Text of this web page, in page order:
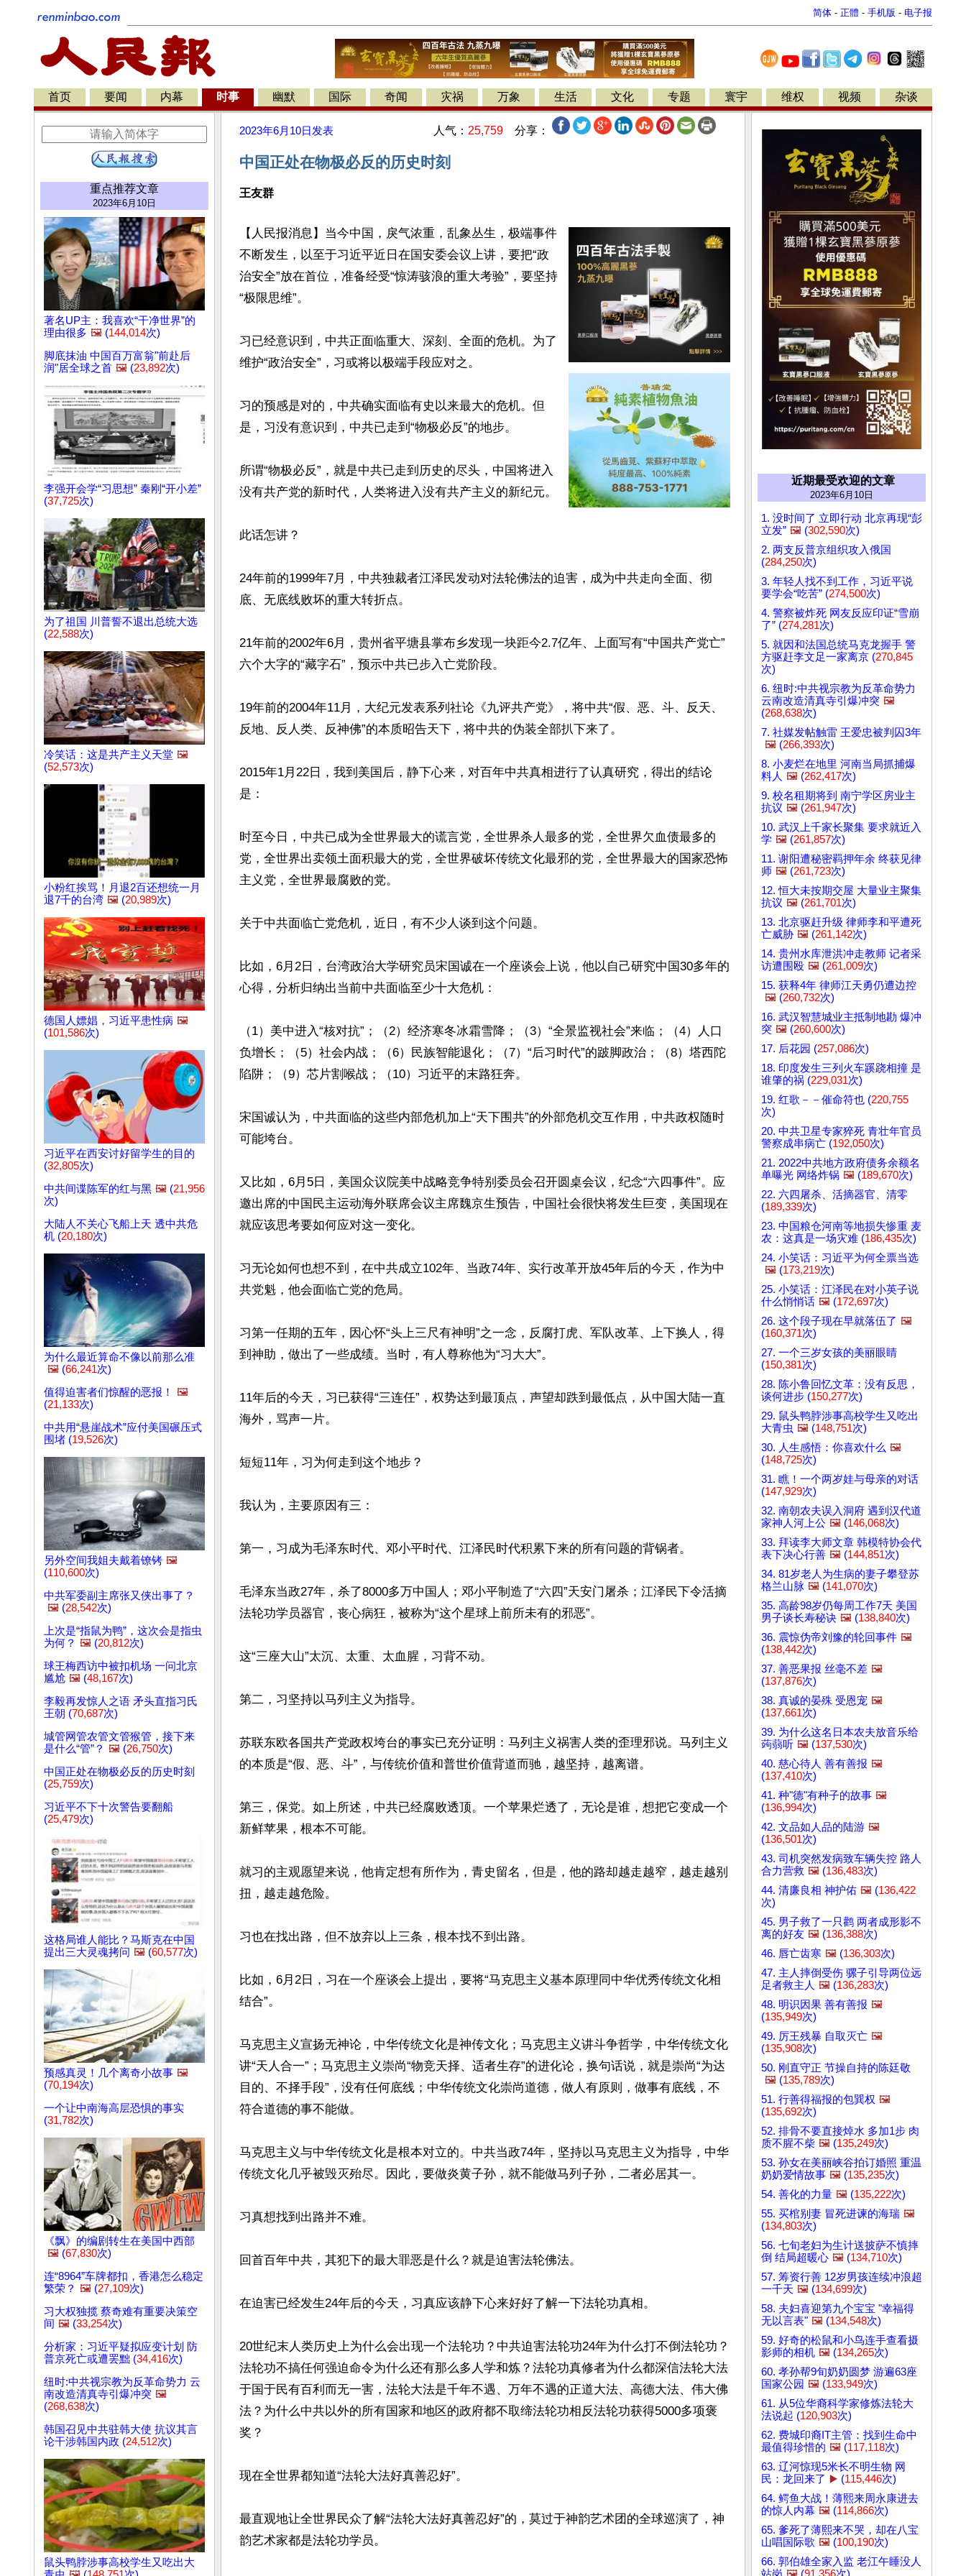
简体 - 正體 - 手机版 - 电子报
首页 要闻 内幕 时事 幽默 国际 奇闻 灾祸 万象 生活 文化 专题 寰宇 维权 视频 杂谈
重点推荐文章
2023年6月10日
著名UP主：我喜欢“干净世界”的
理由很多 🖼️ (144,014次)
脚底抹油 中国百万富翁"前赴后
润"居全球之首 🖼️ (23,892次)
李强开会学“习思想” 秦刚“开小差”
(37,725次)
为了祖国 川普誓不退出总统大选
(22,588次)
冷笑话：这是共产主义天堂 🖼️
(52,573次)
小粉红挨骂！月退2百还想统一月
退7千的台湾 🖼️ (20,989次)
德国人嫖娼，习近平患性病 🖼️
(101,586次)
习近平在西安讨好留学生的目的
(32,805次)
中共间谍陈军的红与黑 🖼️ (21,956
次)
大陆人不关心飞船上天 透中共危
机 (20,180次)
为什么最近算命不像以前那么准
🖼️ (66,241次)
值得迫害者们惊醒的恶报！
🖼️
(21,133次)
中共用“悬崖战术”应付美国碾压式
围堵 (19,526次)
另外空间我姐夫戴着镣铐 🖼️
(110,600次)
中共军委副主席张又侠出事了？
🖼️ (28,542次)
上次是“指鼠为鸭”，这次会是指虫
为何？ 🖼️ (20,812次)
球王梅西访中被扣机场 一问北京
尴尬 🖼️ (48,167次)
李毅再发惊人之语 矛头直指习氏
王朝 (70,687次)
城管网管农管文管猴管，接下来
是什么“管”？ 🖼️ (26,750次)
中国正处在物极必反的历史时刻
(25,759次)
习近平不下十次警告要翻船
(25,479次)
这格局谁人能比？马斯克在中国
提出三大灵魂拷问 🖼️ (60,577次)
预感真灵！几个离奇小故事 🖼️
(70,194次)
一个让中南海高层恐惧的事实
(31,782次)
《飘》的编剧转生在美国中西部
🖼️ (67,830次)
连“8964”车牌都扣，香港怎么稳定
繁荣？ 🖼️ (27,109次)
习大权独揽 蔡奇难有重要决策空
间 🖼️ (33,254次)
分析家：习近平疑拟应变计划 防
普京死亡或遭罢黜 (34,416次)
纽时:中共视宗教为反革命势力 云
南改造清真寺引爆冲突 🖼️
(268,638次)
韩国召见中共驻韩大使 抗议其言
论干涉韩国内政 (24,512次)
鼠头鸭脖涉事高校学生又吃出大
2023年6月10日 发表 人气： 25,759 分享：
中国正处在物极必反的历史时刻
王友群
【人民报消息】当今中国，戾气浓重，乱象丛生，极端事件
不断发生，以至于习近平近日在国安委会议上讲，要把“政
治安全”放在首位，准备经受“惊涛骇浪的重大考验”，要坚持
“极限思维”。
习已经意识到，中共正面临重大、深刻、全面的危机。为了
维护“政治安全”，习或将以极端手段应对之。
习的预感是对的，中共确实面临有史以来最大的危机。但
是，习没有意识到，中共已走到“物极必反”的地步。
所谓“物极必反”，就是中共已走到历史的尽头，中国将进入
没有共产党的新时代，人类将进入没有共产主义的新纪元。
此话怎讲？
24年前的1999年7月，中共独裁者江泽民发动对法轮佛法的迫害，成为中共走向全面、彻
底、无底线败坏的重大转折点。
21年前的2002年6月，贵州省平塘县掌布乡发现一块距今2.7亿年、上面写有“中国共产党亡”
六个大字的“藏字石”，预示中共已步入亡党阶段。
19年前的2004年11月，大纪元发表系列社论《九评共产党》，将中共“假、恶、斗、反天、
反地、反人类、反神佛”的本质昭告天下，将中共的伪装全部扒下来了。
2015年1月22日，我到美国后，静下心来，对百年中共真相进行了认真研究，得出的结论
是：
时至今日，中共已成为全世界最大的谎言党，全世界杀人最多的党，全世界欠血债最多的
党，全世界出卖领土面积最大的党，全世界破坏传统文化最邪的党，全世界最大的国家恐怖
主义党，全世界最腐败的党。
关于中共面临亡党危机，近日，有不少人谈到这个问题。
比如，6月2日，台湾政治大学研究员宋国诚在一个座谈会上说，他以自己研究中国30多年的
心得，分析归纳出当前中共面临至少十大危机：
（1）美中进入“核对抗”；（2）经济寒冬冰霜雪降；（3）“全景监视社会”来临；（4）人口
负增长；（5）社会内战；（6）民族智能退化；（7）“后习时代”的跛脚政治；（8）塔西陀
陷阱；（9）芯片割喉战；（10）习近平的末路狂奔。
宋国诚认为，中共面临的这些内部危机加上“天下围共”的外部危机交互作用，中共政权随时
可能垮台。
又比如，6月5日，美国众议院美中战略竞争特别委员会召开圆桌会议，纪念“六四事件”。应
邀出席的中国民主运动海外联席会议主席魏京生预告，中国社会很快将发生巨变，美国现在
就应该思考要如何应对这一变化。
习无论如何也想不到，在中共成立102年、当政74年、实行改革开放45年后的今天，作为中
共党魁，他会面临亡党的危局。
习第一任期的五年，因心怀“头上三尺有神明”之一念，反腐打虎、军队改革、上下换人，得
到神助，做出了一些成绩。当时，有人尊称他为“习大大”。
11年后的今天，习已获得“三连任”，权势达到最顶点，声望却跌到最低点，从中国大陆一直
海外，骂声一片。
短短11年，习为何走到这个地步？
我认为，主要原因有三：
第一，习成为毛泽东时代、邓小平时代、江泽民时代积累下来的所有问题的背锅者。
毛泽东当政27年，杀了8000多万中国人；邓小平制造了“六四”天安门屠杀；江泽民下令活摘
法轮功学员器官，丧心病狂，被称为“这个星球上前所未有的邪恶”。
这“三座大山”太沉、太重、太血腥，习背不动。
第二，习坚持以马列主义为指导。
苏联东欧各国共产党政权垮台的事实已充分证明：马列主义祸害人类的歪理邪说。马列主义
的本质是“假、恶、斗”，与传统价值和普世价值背道而驰，越坚持，越离谱。
第三，保党。如上所述，中共已经腐败透顶。一个苹果烂透了，无论是谁，想把它变成一个
新鲜苹果，根本不可能。
就习的主观愿望来说，他肯定想有所作为，青史留名，但是，他的路却越走越窄，越走越别
扭，越走越危险。
习也在找出路，但不放弃以上三条，根本找不到出路。
比如，6月2日，习在一个座谈会上提出，要将“马克思主义基本原理同中华优秀传统文化相
结合”。
马克思主义宣扬无神论，中华传统文化是神传文化；马克思主义讲斗争哲学，中华传统文化
讲“天人合一”；马克思主义崇尚“物竞天择、适者生存”的进化论，换句话说，就是崇尚“为达
目的、不择手段”，没有任何底线；中华传统文化崇尚道德，做人有原则，做事有底线，不
符合道德的事不能做。
马克思主义与中华传统文化是根本对立的。中共当政74年，坚持以马克思主义为指导，中华
传统文化几乎被毁灭殆尽。因此，要做炎黄子孙，就不能做马列子孙，二者必居其一。
习真想找到出路并不难。
回首百年中共，其犯下的最大罪恶是什么？就是迫害法轮佛法。
在迫害已经发生24年后的今天，习真应该静下心来好好了解一下法轮功真相。
20世纪末人类历史上为什么会出现一个法轮功？中共迫害法轮功24年为什么打不倒法轮功？
法轮功不搞任何强迫命令为什么还有那么多人学和炼？法轮功真修者为什么都深信法轮大法
于国于民有百利而无一害，法轮大法是千年不遇、万年不遇的正道大法、高德大法、伟大佛
法？为什么中共以外的所有国家和地区的政府都不取缔法轮功相反法轮功获得5000多项褒
奖？
现在全世界都知道“法轮大法好真善忍好”。
最直观地让全世界民众了解“法轮大法好真善忍好”的，莫过于神韵艺术团的全球巡演了，神
韵艺术家都是法轮功学员。
近期最受欢迎的文章
2023年6月10日
1. 没时间了 立即行动 北京再现“彭
立发” 🖼️ (302,590次)
2. 两支反普京组织攻入俄国
(284,250次)
3. 年轻人找不到工作，习近平说
要学会“吃苦” (274,500次)
4. 警察被炸死 网友反应印证“雪崩
了” (274,281次)
5. 就因和法国总统马克龙握手 警
方驱赶李文足一家离京 (270,845
次)
6. 纽时:中共视宗教为反革命势力
云南改造清真寺引爆冲突 🖼️
(268,638次)
7. 社媒发帖触雷 王爱忠被判囚3年
🖼️ (266,393次)
8. 小麦烂在地里 河南当局抓捕爆
料人 🖼️ (262,417次)
9. 校名租期将到 南宁学区房业主
抗议 🖼️ (261,947次)
10. 武汉上千家长聚集 要求就近入
学 🖼️ (261,857次)
11. 谢阳遭秘密羁押年余 终获见律
师 🖼️ (261,723次)
12. 恒大未按期交屋 大量业主聚集
抗议 🖼️ (261,701次)
13. 北京驱赶升级 律师李和平遭死
亡威胁 🖼️ (261,142次)
14. 贵州水库泄洪冲走教师 记者采
访遭围殴 🖼️ (261,009次)
15. 获释4年 律师江天勇仍遭边控
🖼️ (260,732次)
16. 武汉智慧城业主抵制地勘 爆冲
突 🖼️ (260,600次)
17. 后花园 (257,086次)
18. 印度发生三列火车蹊跷相撞 是
谁肇的祸 (229,031次)
19. 红歌－－催命符也 (220,755
次)
20. 中共卫星专家猝死 青壮年官员
警察成串病亡 (192,050次)
21. 2022中共地方政府债务余额名
单曝光 网络炸锅 🖼️ (189,670次)
22. 六四屠杀、活摘器官、清零
(189,339次)
23. 中国粮仓河南等地损失惨重 麦
农：这真是一场灾难 (186,435次)
24. 小笑话：习近平为何全票当选
🖼️ (173,219次)
25. 小笑话：江泽民在对小英子说
什么悄悄话 🖼️ (172,697次)
26. 这个段子现在早就落伍了 🖼️
(160,371次)
27. 一个三岁女孩的美丽眼睛
(150,381次)
28. 陈小鲁回忆文革：没有反思，
谈何进步 (150,277次)
29. 鼠头鸭脖涉事高校学生又吃出
大青虫 🖼️ (148,751次)
30. 人生感悟：你喜欢什么 🖼️
(148,725次)
31. 瞧！一个两岁娃与母亲的对话
(147,929次)
32. 南朝农夫误入洞府 遇到汉代道
家神人河上公 🖼️ (146,068次)
33. 拜读李大师文章 韩模特协会代
表下决心行善 🖼️ (144,851次)
34. 81岁老人为生病的妻子攀登苏
格兰山脉 🖼️ (141,070次)
35. 高龄98岁仍每周工作7天 美国
男子谈长寿秘诀 🖼️ (138,840次)
36. 震惊伪帝刘豫的轮回事件 🖼️
(138,442次)
37. 善恶果报 丝毫不差 🖼️
(137,876次)
38. 真诚的晏殊 受恩宠 🖼️
(137,661次)
39. 为什么这名日本农夫放音乐给
蒟蒻听 🖼️ (137,530次)
40. 慈心待人 善有善报 🖼️
(137,410次)
41. 种"德"有种子的故事 🖼️
(136,994次)
42. 文品如人品的陆游 🖼️
(136,501次)
43. 司机突然发病致车辆失控 路人
合力营救 🖼️ (136,483次)
44. 清廉良相 神护佑 🖼️ (136,422
次)
45. 男子救了一只鹳 两者成形影不
离的好友 🖼️ (136,388次)
46. 唇亡齿寒 🖼️ (136,303次)
47. 主人摔倒受伤 骡子引导两位远
足者救主人 🖼️ (136,283次)
48. 明识因果 善有善报 🖼️
(135,949次)
49. 厉王残暴 自取灭亡 🖼️
(135,908次)
50. 刚直守正 节操自持的陈廷敬
🖼️ (135,789次)
51. 行善得福报的包巽权 🖼️
(135,692次)
52. 排骨不要直接焯水 多加1步 肉
质不腥不柴 🖼️ (135,249次)
53. 孙女在美丽峡谷拍订婚照 重温
奶奶爱情故事 🖼️ (135,235次)
54. 善化的力量 🖼️ (135,222次)
55. 买棺别妻 冒死进谏的海瑞 🖼️
(134,803次)
56. 七旬老妇为生计送披萨不慎摔
倒 结局超暖心 🖼️ (134,710次)
57. 筹资行善 12岁男孩连续冲浪超
一千天 🖼️ (134,699次)
58. 夫妇喜迎第九个宝宝 "幸福得
无以言表" 🖼️ (134,548次)
59. 好奇的松鼠和小鸟连手查看摄
影师的相机 🖼️ (134,265次)
60. 孝孙帮9旬奶奶圆梦 游遍63座
国家公园 🖼️ (133,949次)
61. 从5位华裔科学家修炼法轮大
法说起 (120,903次)
62. 费城印裔IT主管：找到生命中
最值得珍惜的 🖼️ (117,118次)
63. 辽河惊现5米长不明生物 网
民：龙回来了 ▶️ (115,446次)
64. 鳄鱼大战！薄熙来周永康进去
的惊人内幕 🖼️ (114,866次)
65. 爹死了薄熙来不哭，却在八宝
山唱国际歌 🖼️ (100,190次)
66. 郭伯雄全家入监 老江午睡没人
站岗 🖼️ (91,356次)